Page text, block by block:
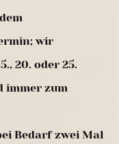
wir
20. oder 25.
immer zum
Bedarf zwei Mal